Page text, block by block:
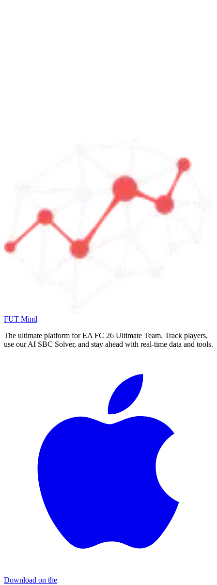
FUT Mind
The ultimate platform for EA FC 26 Ultimate Team. Track players,
use our AI SBC Solver, and stay ahead with real-time data and tools.
Download on the